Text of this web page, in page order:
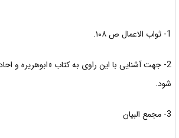
1- ثواب الاعمال ص ۱۰۸.
2- جهت آشنایی با این راوی به کتاب «ابوهریره و
شود.
3- مجمع البيان